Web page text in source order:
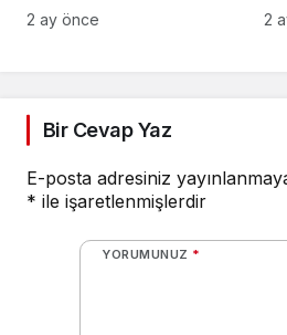
Belli Oldu
2 ay önce 2
Bir Cevap Yaz
E-posta adresiniz
* ile işaretlenmişlerdir
YORUMUNUZ *